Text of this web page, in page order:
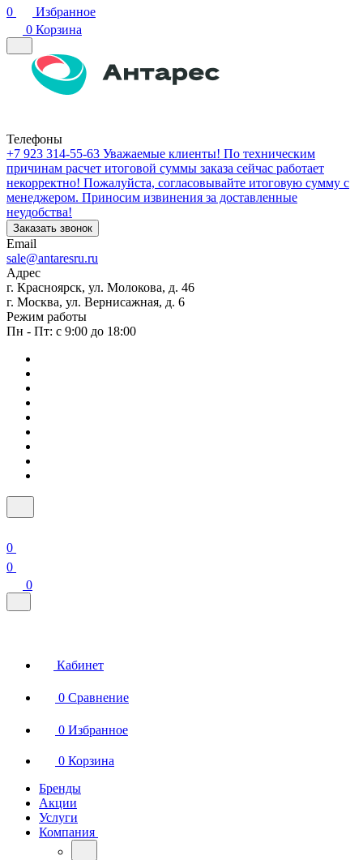
0
Избранное
0 Корзина
Телефоны
+7 923 314-55-63 Уважаемые клиенты! По техническим
причинам расчет итоговой суммы заказа сейчас работает
некорректно! Пожалуйста, согласовывайте итоговую сумму с
менеджером. Приносим извинения за доставленные
неудобства!
Заказать звонок
Email
sale@antaresru.ru
Адрес
г. Красноярск, ул. Молокова, д. 46
г. Москва, ул. Вернисажная, д. 6
Режим работы
Пн - Пт: с 9:00 до 18:00
0
0
0
Кабинет
0 Сравнение
0 Избранное
0 Корзина
Бренды
Акции
Услуги
Компания